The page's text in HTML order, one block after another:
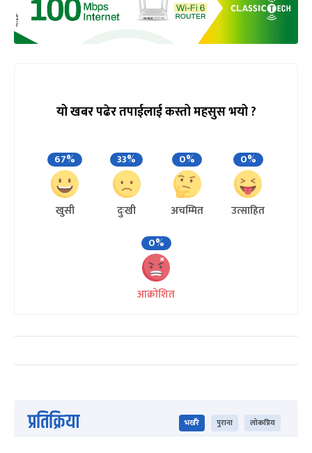
यो खबर पढेर तपाईलाई कस्तो महसुस भयो ?
67%
खुसी
33%
दुःखी
0%
अचम्मित
0%
उत्साहित
0%
आक्रोशित
प्रतिक्रिया भर्खरै पुराना लोकप्रिय